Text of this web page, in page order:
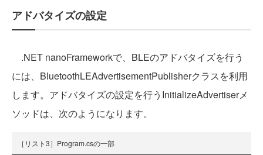
アドバタイズの設定
.NET nanoFrameworkで、BLEのアドバタイズを行う
には、BluetoothLEAdvertisementPublisherクラスを利用
します。アドバタイズの設定を行うInitializeAdvertiserメ
ソッドは、次のようになります。
［リスト3］Program.csの一部